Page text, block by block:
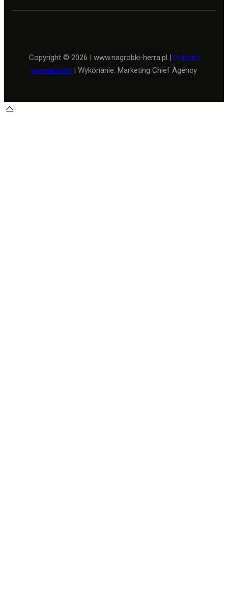
Copyright © 2026 | www.nagrobki-herra.pl | Polityka
prywatności | Wykonanie: Marketing Chief Agency